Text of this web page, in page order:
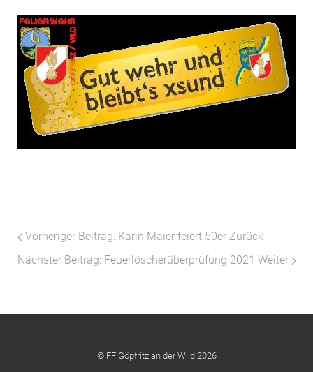
Vorheriger Beitrag: Karin Maier feiert 50er Zurück
Nächster Beitrag: Feuerlöscherüberprüfung 2021 Weiter
© FF Göpfritz an der Wild 2026